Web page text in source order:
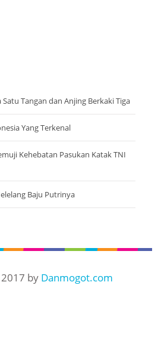
Tangan dan Anjing Berkaki Tiga
Yang Terkenal
Kehebatan Pasukan Katak TNI
Baju Putrinya
by Danmogot.com